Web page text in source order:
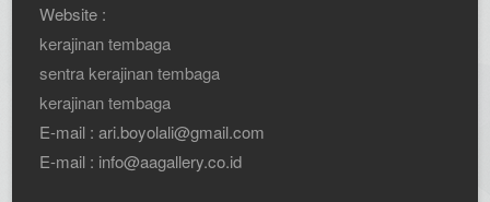
Website :
kerajinan tembaga
sentra kerajinan tembaga
kerajinan tembaga
E-mail : ari.boyolali@gmail.com
E-mail : info@aagallery.co.id